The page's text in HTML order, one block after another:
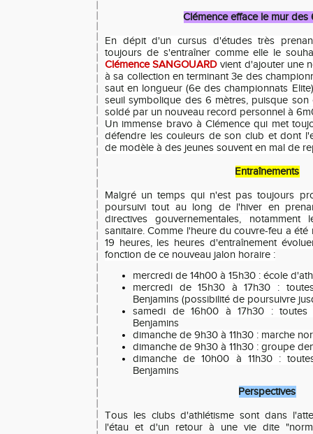
Clémence efface le mur des
En dépit d'un cursus d'études très
toujours de s'entraîner comme elle le
Clémence SANGOUARD vient d'ajouter une
à sa collection en terminant 3e des
saut en longueur (6e des championnats
seuil symbolique des 6 mètres, puisque son
soldé par un nouveau record personnel à
Un immense bravo à Clémence qui met
défendre les couleurs de son club et dont
de modèle à des jeunes souvent en mal de
Entraînements
Malgré un temps qui n'est pas toujours
poursuivi tout au long de l'hiver en
directives gouvernementales,
sanitaire. Comme l'heure du couvre-feu a
19 heures, les heures d'entraînement
fonction de ce nouveau jalon horaire :
mercredi de 14h00 à 15h30 : école
mercredi de 15h30 à 17h30 :
Benjamins (possibilité de poursuivre
samedi de 16h00 à 17h30 :
Benjamins
dimanche de 9h30 à 11h30 : marche
dimanche de 9h30 à 11h30 : groupe
dimanche de 10h00 à 11h30 :
Benjamins
Perspectives
Tous les clubs d'athlétisme sont dans
l'étau et d'un retour à une vie dite